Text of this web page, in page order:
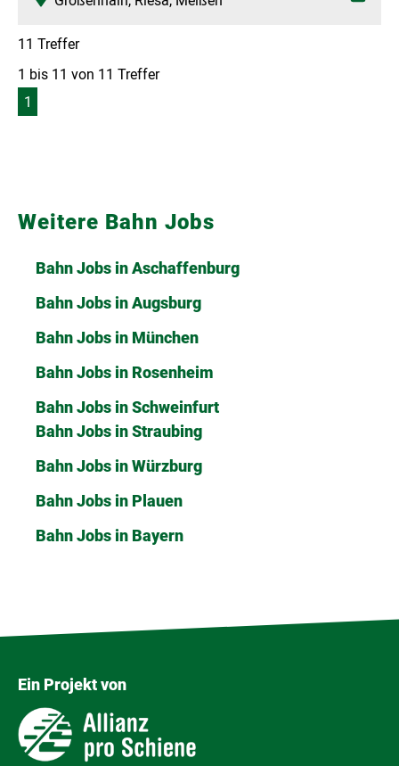
Weitere Bahn Jobs
Bahn Jobs in Aschaffenburg
Bahn Jobs in Augsburg
Bahn Jobs in München
Bahn Jobs in Rosenheim
Bahn Jobs in Schweinfurt
Bahn Jobs in Straubing
Bahn Jobs in Würzburg
Bahn Jobs in Plauen
Bahn Jobs in Bayern
Ein Projekt von